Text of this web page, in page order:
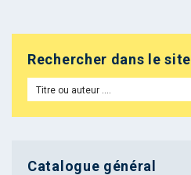
Rechercher dans le site
Catalogue général